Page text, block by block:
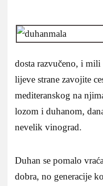
dosta razvučeno, i
lijeve strane zavojite
mediteranskog na
lozom i duhanom,
nevelik vinograd.
Duhan se pomalo
dobra, no generacije